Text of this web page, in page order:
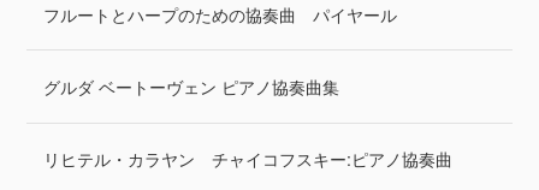
フルートとハープのための協奏曲 パイヤール
グルダ ベートーヴェン ピアノ協奏曲集
リヒテル・カラヤン チャイコフスキー:ピアノ協奏曲